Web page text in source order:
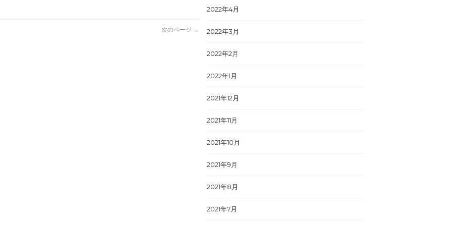
次のページ →
2022年4月
2022年3月
2022年2月
2022年1月
2021年12月
2021年11月
2021年10月
2021年9月
2021年8月
2021年7月